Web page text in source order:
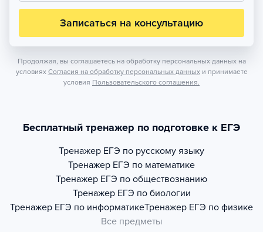
Записаться на консультацию
Продолжая, вы соглашаетесь на обработку персональных данных на
условиях Согласия на обработку персональных данных и принимаете
условия Пользовательского соглашения.
Бесплатный тренажер по подготовке к ЕГЭ
Тренажер ЕГЭ по русскому языку
Тренажер ЕГЭ по математике
Тренажер ЕГЭ по обществознанию
Тренажер ЕГЭ по биологии
Тренажер ЕГЭ по информатикеТренажер ЕГЭ по физике
Все предметы